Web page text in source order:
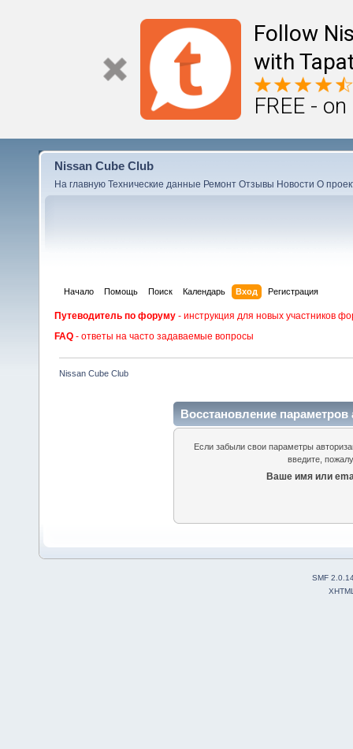
Follow
with
FREE -
Nissan Cube Club
На главную Технические данные Ремонт Отзывы Новости О
Начало Помощь Поиск Календарь Вход Регистрация
Путеводитель по форуму - инструкция для новых участников
FAQ - ответы на часто задаваемые вопросы
Nissan Cube Club
Восстановление параметров
Если забыли свои параметры
введите,
Ваше имя или
SMF